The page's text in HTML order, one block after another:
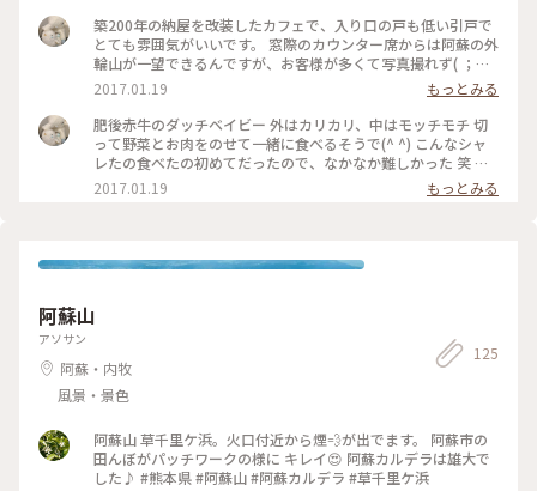
築200年の納屋を改装したカフェで、入り口の戸も低い引戸で
とても雰囲気がいいです。 窓際のカウンター席からは阿蘇の外
輪山が一望できるんですが、お客様が多くて写真撮れず( ；
∀；) ぜひまた行きたい！ ＊ #阿蘇 #カフェ #ランチ #古民家
2017.01.19
もっとみる
肥後赤牛のダッチベイビー 外はカリカリ、中はモッチモチ 切
って野菜とお肉をのせて一緒に食べるそうで(^ ^) こんなシャ
レたの食べたの初めてだったので、なかなか難しかった 笑 ＊
#阿蘇 #ランチ #カフェ #古民家
2017.01.19 もっとみる
阿蘇山
アソサン
阿蘇・内牧
風景・景色
125
阿蘇山 草千里ケ浜。火口付近から煙💨が出でます。 阿蘇市の
田んぼがパッチワークの様に キレイ😍 阿蘇カルデラは雄大で
した♪ #熊本県 #阿蘇山 #阿蘇カルデラ #草千里ケ浜